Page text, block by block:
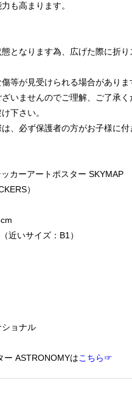
も高まります。
態となります為、広げた際に折
傷等が見受けられる場合があり
いませんのでご理解、ご了承く
下さい。
、必ず保護者の方がお子様に付
カーアートポスター SKYMAP
）
近いサイズ：B1）
ョナル
ASTRONOMYはこちら☞